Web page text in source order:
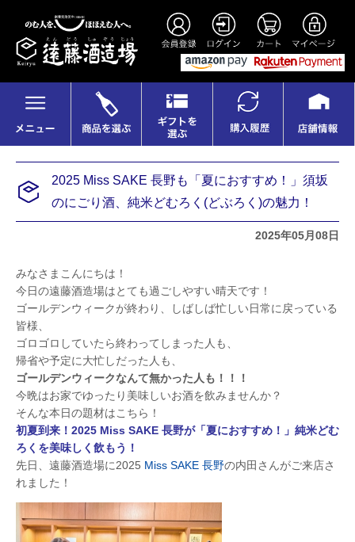
2025 Miss SAKE 長野も「夏におすすめ！」須坂
のにごり酒、純米どむろく(どぶろく)の魅力！
2025年05月08日
みなさまこんにちは！
今日の遠藤酒造場はとても過ごしやすい晴天です！
ゴールデンウィークが終わり、しばしば忙しい日常に戻っている
皆様、
ゴロゴロしていたら終わってしまった人も、
帰省や予定に大忙しだった人も、
ゴールデンウィークなんて無かった人も！！！
今晩はお家でゆったり美味しいお酒を飲みませんか？
そんな本日の題材はこちら！
初夏到来！2025 Miss SAKE 長野が「夏におすすめ！」純米どむ
ろくを美味しく飲もう！
先日、遠藤酒造場に2025 Miss SAKE 長野の内田さんがご来店さ
れました！